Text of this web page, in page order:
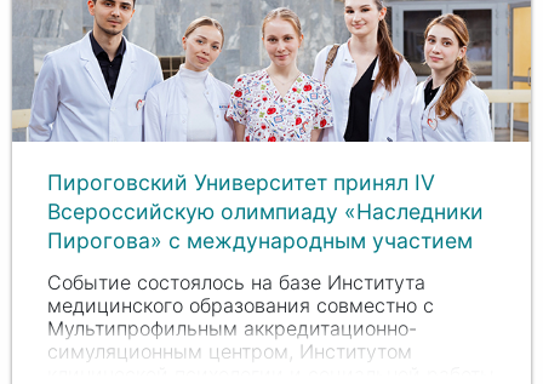
Пироговский Университет принял IV
Всероссийскую олимпиаду «Наследники
Пирогова» с международным участием
Событие состоялось на базе Института
медицинского образования совместно с
Мультипрофильным аккредитационно-
симуляционным центром, Институтом